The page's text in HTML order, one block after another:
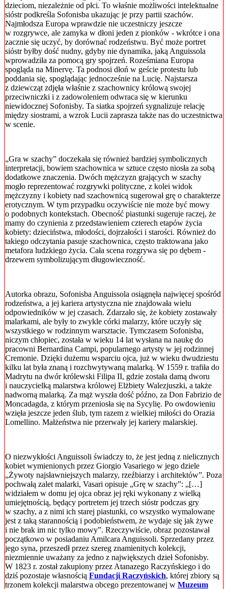
dzieciom, niezależnie od płci. To właśnie możliwości intelektualne
sióstr podkreśla Sofonisba ukazując je przy partii szachów.
Najmłodsza Europa wprawdzie nie uczestniczy jeszcze
w rozgrywce, ale zamyka w dłoni jeden z pionków - wkrótce i ona
zacznie się uczyć, by dorównać rodzeństwu. Być może portret
sióstr byłby dość nudny, gdyby nie dynamika, jaką Anguissola
wprowadziła za pomocą gry spojrzeń. Roześmiana Europa
spogląda na Minervę. Ta podnosi dłoń w geście protestu lub
poddania się, spoglądając jednocześnie na Lucię. Najstarsza
z dziewcząt zdjęła właśnie z szachownicy królową swojej
przeciwniczki i z zadowoleniem odwraca się w kierunku
niewidocznej Sofonisby. Ta siatka spojrzeń sygnalizuje relację
między siostrami, a wzrok Lucii zaprasza także nas do uczestnictwa
w scenie.
„Gra w szachy” doczekała się również bardziej symbolicznych
interpretacji, bowiem szachownica w sztuce często niosła za sobą
dodatkowe znaczenia. Dwóch mężczyzn grających w szachy
mogło reprezentować rozgrywki polityczne, z kolei widok
mężczyzny i kobiety nad szachownicą sugerował grę o charakterze
erotycznym. W tym przypadku oczywiście nie może być mowy
o podobnych kontekstach. Obecność piastunki sugeruje raczej, że
mamy do czynienia z przedstawieniem czterech etapów życia
kobiety: dzieciństwa, młodości, dojrzałości i starości. Również do
takiego odczytania pasuje szachownica, często traktowana jako
metafora ludzkiego życia. Cała scena rozgrywa się po dębem -
drzewem symbolizującym długowieczność.
Autorka obrazu, Sofonisba Anguissola osiągnęła najwięcej spośród
rodzeństwa, a jej kariera artystyczna nie znajdowała wielu
odpowiedników w jej czasach. Zdarzało się, że kobiety zostawały
malarkami, ale były to zwykle córki malarzy, które uczyły się
wszystkiego w rodzinnym warsztacie. Tymczasem Sofonisba,
niczym chłopiec, została w wieku 14 lat wysłana na naukę do
pracowni Bernardina Campi, popularnego artysty w jej rodzinnej
Cremonie. Dzięki dużemu wsparciu ojca, już w wieku dwudziestu
kilku lat była znaną i rozchwytywaną malarką. W 1559 r. trafiła do
Madrytu na dwór królewski Filipa II, gdzie została damą dworu
i nauczycielką malarstwa królowej Elżbiety Walezjuszki, a także
nadworną malarką. Za mąż wyszła dość późno, za Don Fabrizio de
Moncadagda, z którym przeniosła się na Sycylię. Po owdowieniu
wzięła jeszcze jeden ślub, tym razem z wielkiej miłości do Orazia
Lomellino. Małżeństwa nie przerwały jej kariery malarskiej.
O niezwykłości Anguissoli świadczy to, że jest jedną z nielicznych
kobiet wymienionych przez Giorgio Vasariego w jego dziele
„Żywoty najsławniejszych malarzy, rzeźbiarzy i architektów”. Poza
pochwałą zalet malarki, Vasari opisuje „Grę w szachy”: „[…]
widziałem w domu jej ojca obraz jej ręki wykonany z wielką
umiejętnością, będący portretem jej trzech sióstr podczas gry
w szachy, a z nimi ich starej piastunki, co wszystko wymalowane
jest z taką starannością i podobieństwem, że wydaje się jak żywe
i nie brak im nic tylko mowy”. Rzeczywiście, obraz pozostawał
początkowo w posiadaniu Amilcara Anguissoli. Sprzedany przez
jego syna, przeszedł przez szereg znamienitych kolekcji,
niezmiennie uważany za jedno z największych dzieł Sofonisby.
W 1823 r. został zakupiony przez Atanazego Raczyńskiego i do
dziś pozostaje własnością Fundacji Raczyńskich, której zbiory są
trzonem kolekcji malarstwa obcego prezentowanej w Muzeum